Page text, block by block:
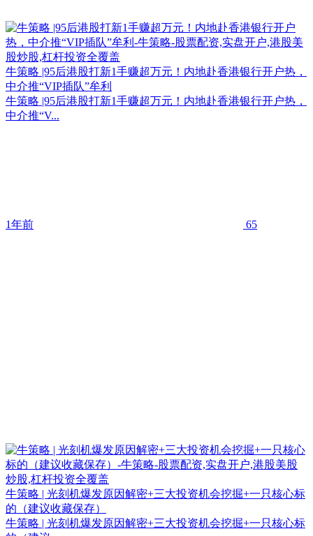
牛策略 |95后港股打新1手赚超万元！内地赴香港银行开户热，
中介推“VIP插队”牟利
牛策略 |95后港股打新1手赚超万元！内地赴香港银行开户热，
中介推“V...
1年前 65
牛策略 | 光刻机爆发原因解密+三大投资机会挖掘+一只核心标
的（建议收藏保存）
牛策略 | 光刻机爆发原因解密+三大投资机会挖掘+一只核心标